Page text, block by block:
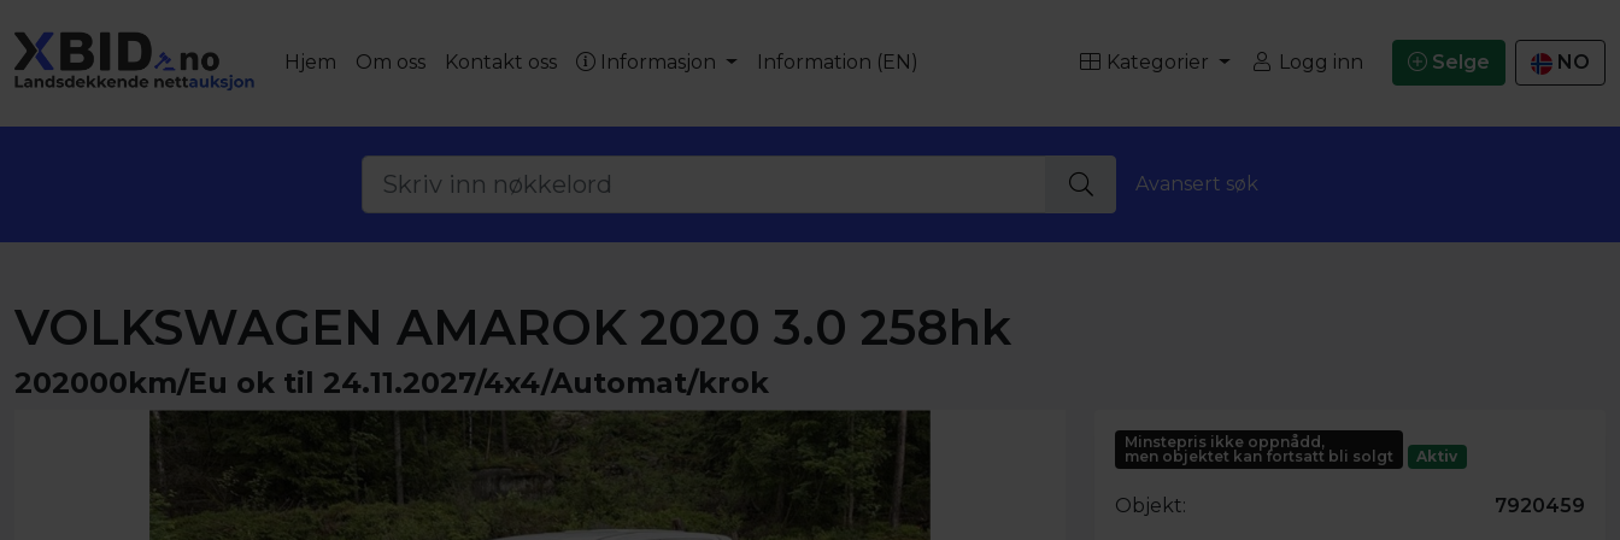
Hjem Om oss Kontakt oss Informasjon Information (EN) Kategorier Logg inn Selge NO
Avansert søk
VOLKSWAGEN AMAROK 2020 3.0 258hk
202000km/Eu ok til 24.11.2027/4x4/Automat/krok
Minstepris ikke oppnådd,
men objektet kan fortsatt bli solgt
Aktiv
Objekt: 7920459